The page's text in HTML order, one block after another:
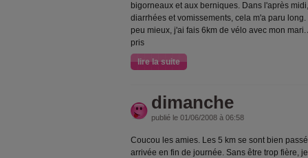
bigorneaux et aux berniques. Dans l'après
diarrhées et vomissements, cela m'a paru
peu mieux, j'ai fais 6km de vélo avec mon
pris
lire la suite
dimanche
publié le 01/06/2008 à 06:58
Coucou les amies. Les 5 km se sont bien
arrivée en fin de journée. Sans être trop fière,